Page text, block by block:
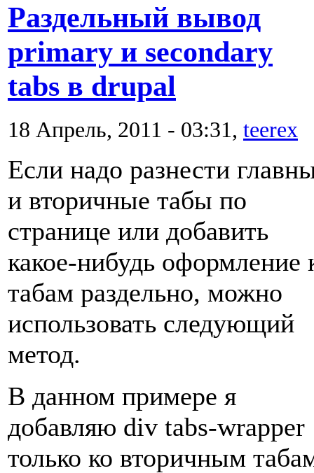
Раздельный вывод
primary и secondary
tabs в drupal
18 Апрель, 2011 - 03:31, teerex
Если надо разнести
и вторичные табы по
странице или добавить
какое-нибудь оформление
табам раздельно, можно
использовать следующий
метод.
В данном примере я
добавляю div tabs-wrapper
только ко вторичным